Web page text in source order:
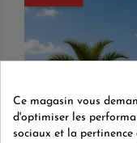
Ce magasin vous
d'optimiser les
sociaux et la pertinence